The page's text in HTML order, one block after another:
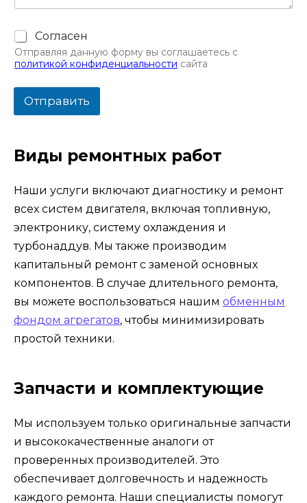
Ч
е
к
о
с
Согласен
Отправляя данную форму вы соглашаетесь с
политикой конфиденциальности сайта
Отправить
Виды ремонтных работ
Наши услуги включают диагностику и ремонт
всех систем двигателя, включая топливную,
электронику, систему охлаждения и
турбонаддув. Мы также производим
капитальный ремонт с заменой основных
компонентов. В случае длительного ремонта,
вы можете воспользоваться нашим обменным
фондом агрегатов, чтобы минимизировать
простой техники.
Запчасти и комплектующие
Мы используем только оригинальные запчасти
и высококачественные аналоги от
проверенных производителей. Это
обеспечивает долговечность и надежность
каждого ремонта. Наши специалисты помогут